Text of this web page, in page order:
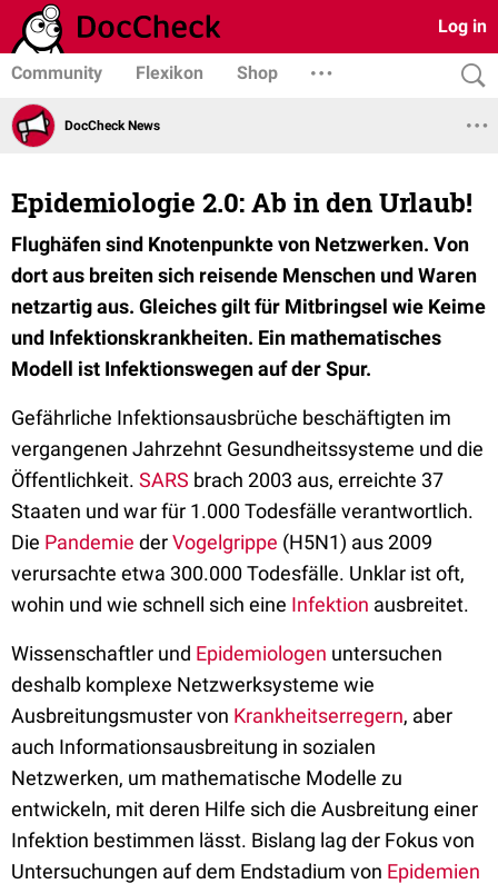
Log in
Community Flexikon Shop
DocCheck News
Epidemiologie 2.0: Ab in den Urlaub!
Flughäfen sind Knotenpunkte von Netzwerken. Von
dort aus breiten sich reisende Menschen und Waren
netzartig aus. Gleiches gilt für Mitbringsel wie Keime
und Infektionskrankheiten. Ein mathematisches
Modell ist Infektionswegen auf der Spur.
Gefährliche Infektionsausbrüche beschäftigten im
vergangenen Jahrzehnt Gesundheitssysteme und die
Öffentlichkeit. SARS brach 2003 aus, erreichte 37
Staaten und war für 1.000 Todesfälle verantwortlich.
Die Pandemie derVogelgrippe (H5N1) aus 2009
verursachte etwa 300.000 Todesfälle. Unklar ist oft,
wohin und wie schnell sich eine Infektion ausbreitet.
Wissenschaftler und Epidemiologen untersuchen
deshalb komplexe Netzwerksysteme wie
Ausbreitungsmuster von Krankheitserregern, aber
auch Informationsausbreitung in sozialen
Netzwerken, um mathematische Modelle zu
entwickeln, mit deren Hilfe sich die Ausbreitung einer
Infektion bestimmen lässt. Bislang lag der Fokus von
Untersuchungen auf dem Endstadium von Epidemien